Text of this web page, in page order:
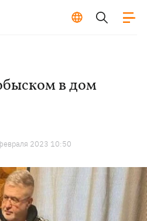
в дом
2023 10:50